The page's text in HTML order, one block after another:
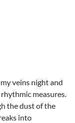
veins night and
measures.
the dust of the
into